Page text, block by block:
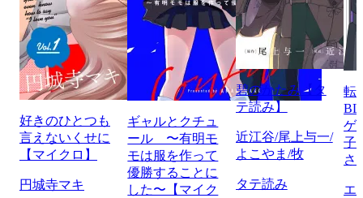
好きのひとつも
言えないくせに
【マイクロ】
円城寺マキ
ギャルとクチュ
ール 〜有明モ
モは服を作って
優勝することに
した〜【マイク
碧のかたみ【タ
テ読み】
近江谷/尾上与一/
よこやま/牧
タテ読み
転
BL
ゲ
子
さ
エ